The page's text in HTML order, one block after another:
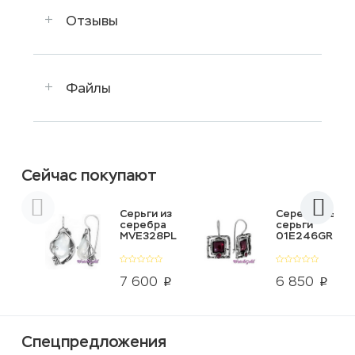
Отзывы
Файлы
Сейчас покупают
7 600 p
Серьги из
серебра
MVE328PL
6 850 p
Серебряные
серьги
01E246GR
Спецпредложения